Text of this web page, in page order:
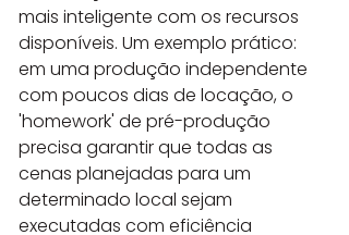
mais inteligente com os recursos
disponíveis. Um exemplo prático:
em uma produção independente
com poucos dias de locação, o
'homework' de pré-produção
precisa garantir que todas as
cenas planejadas para um
determinado local sejam
executadas com eficiência